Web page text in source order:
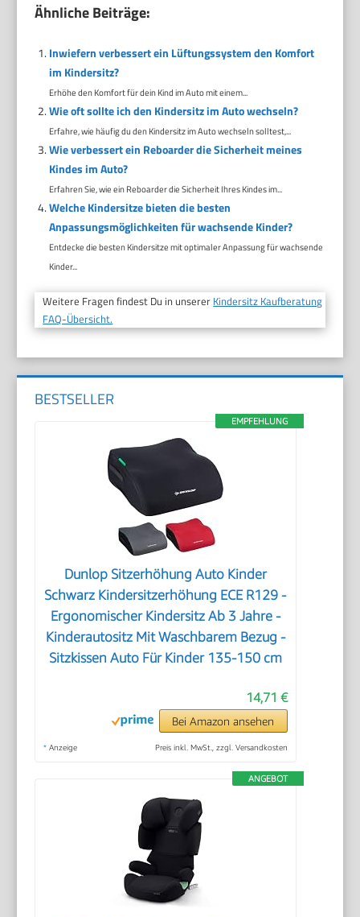
Ähnliche Beiträge:
Inwiefern verbessert ein Lüftungssystem den Komfort
im Kindersitz?
Erhöhe den Komfort für dein Kind im Auto mit einem...
Wie oft sollte ich den Kindersitz im Auto wechseln?
Erfahre, wie häufig du den Kindersitz im Auto wechseln solltest,...
Wie verbessert ein Reboarder die Sicherheit meines
Kindes im Auto?
Erfahren Sie, wie ein Reboarder die Sicherheit Ihres Kindes im...
Welche Kindersitze bieten die besten
Anpassungsmöglichkeiten für wachsende Kinder?
Entdecke die besten Kindersitze mit optimaler Anpassung für wachsende
Kinder...
Weitere Fragen findest Du in unserer Kindersitz Kaufberatung
FAQ-Übersicht.
BESTSELLER
EMPFEHLUNG
Dunlop Sitzerhöhung Auto Kinder
Schwarz Kindersitzerhöhung ECE R129 -
Ergonomischer Kindersitz Ab 3 Jahre -
Kinderautositz Mit Waschbarem Bezug -
Sitzkissen Auto Für Kinder 135-150 cm
14,71 €
Bei Amazon ansehen
* Anzeige Preis inkl. MwSt., zzgl. Versandkosten
ANGEBOT